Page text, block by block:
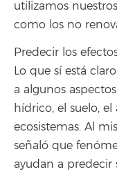
utilizamos
como los no
Predecir los
Lo que sí está
a algunos
hídrico, el suelo, el
ecosistemas. Al
señaló que
ayudan a predecir